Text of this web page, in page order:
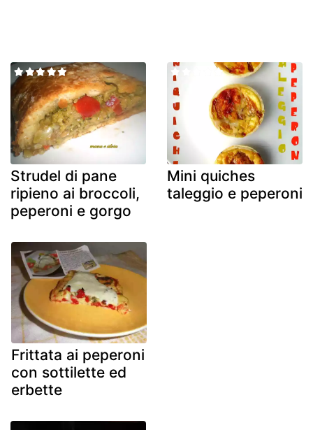
Strudel di pane
ripieno ai broccoli,
peperoni e gorgo
Mini quiches
taleggio e peperoni
Frittata ai peperoni
con sottilette ed
erbette